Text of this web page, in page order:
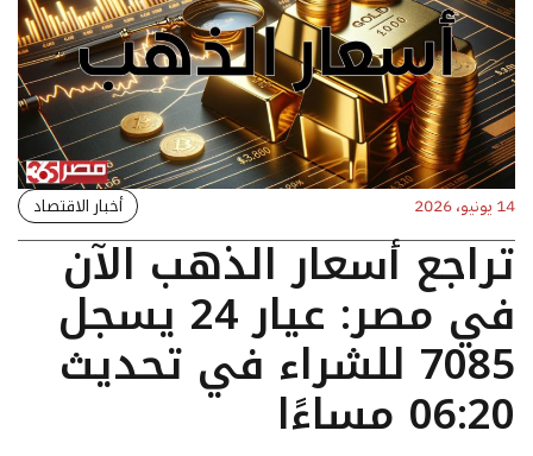
14 يونيو، 2026 أخبار الاقتصاد
تراجع أسعار الذهب الآن
في مصر: عيار 24 يسجل
7085 للشراء في تحديث
06:20 مساءًا